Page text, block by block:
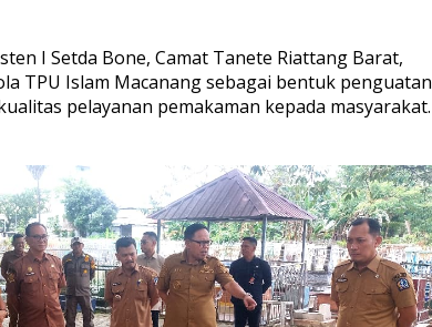
I Setda Bone, Camat Tanete Riattang Barat,
TPU Islam Macanang sebagai bentuk penguatan
pelayanan pemakaman kepada masyarakat.